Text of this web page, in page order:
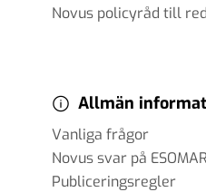
Novus policyråd till
Allmän
Vanliga frågor
Novus svar på
Publiceringsregler